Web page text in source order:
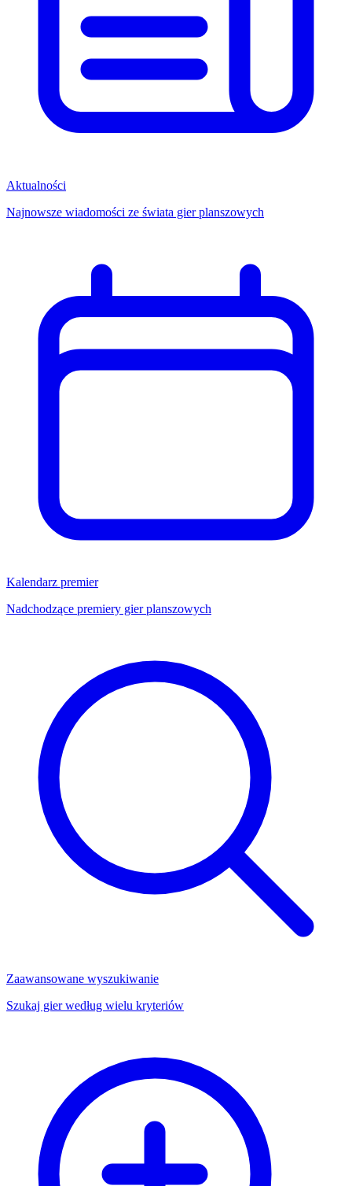
Aktualności
Najnowsze wiadomości ze świata gier planszowych
Kalendarz premier
Nadchodzące premiery gier planszowych
Zaawansowane wyszukiwanie
Szukaj gier według wielu kryteriów